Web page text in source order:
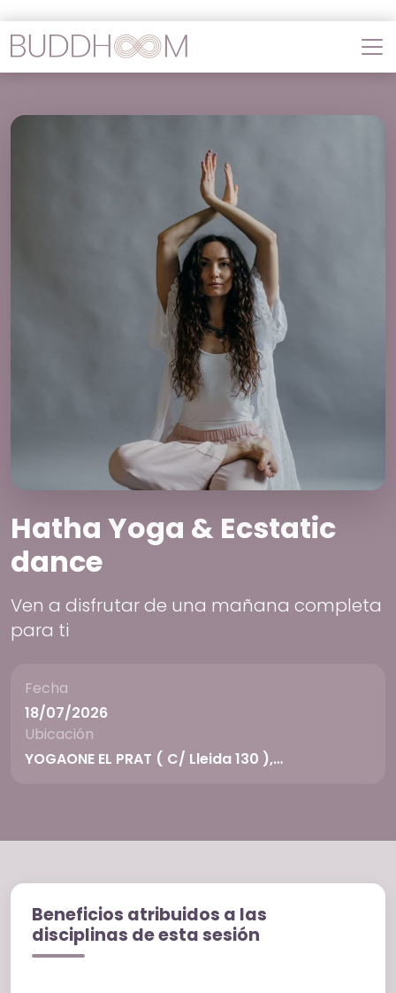
Hatha Yoga & Ecstatic
dance
Ven a disfrutar de una mañana completa
para ti
Fecha
18/07/2026
Ubicación
YOGAONE EL PRAT ( C/ Lleida 130 ),…
Beneficios atribuidos a las
disciplinas de esta sesión